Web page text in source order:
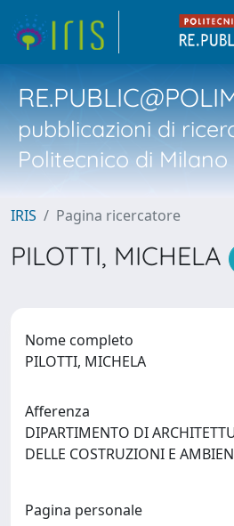
pubblicazioni di
Politecnico di Milano
IRIS Pagina ricercatore
PILOTTI, MICHELA
Nome completo
PILOTTI, MICHELA
Afferenza
DIPARTIMENTO DI
DELLE COSTRUZIONI E
Pagina personale